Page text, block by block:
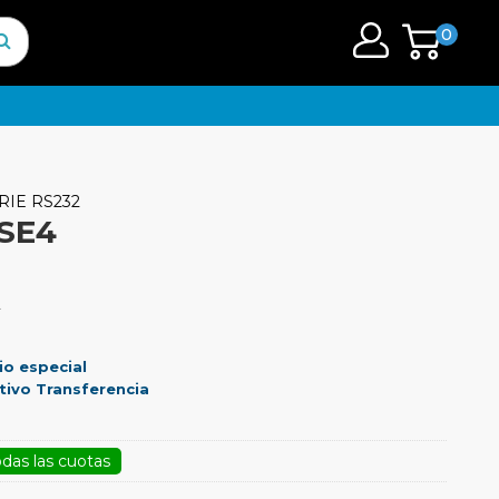
0
RS232
especial
Transferencia
las cuotas